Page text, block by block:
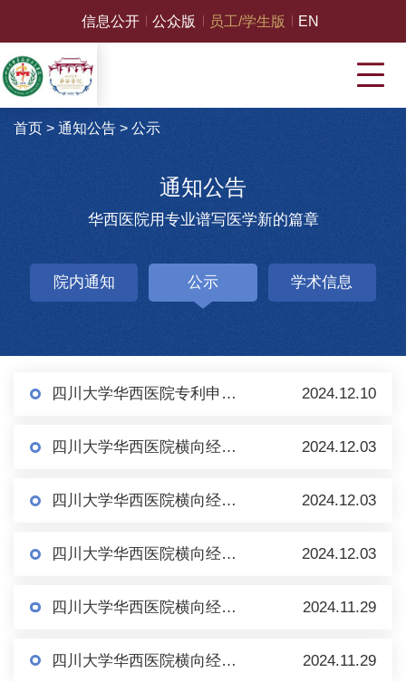
信息公开 公众版 员工/学生版 EN
首页 > 通知公告> 公示
通知公告
华西医院用专业谱写医学新的篇章
院内通知 公示 学术信息
四川大学华西医院专利申请技术实施许可公示 2024.12.10
四川大学华西医院横向经费科研外协项目公示 2024.12.03
四川大学华西医院横向经费科研外协项目公示 2024.12.03
四川大学华西医院横向经费科研外协项目公示 2024.12.03
四川大学华西医院横向经费科研外协项目公示 2024.11.29
四川大学华西医院横向经费科研外协项目公示 2024.11.29